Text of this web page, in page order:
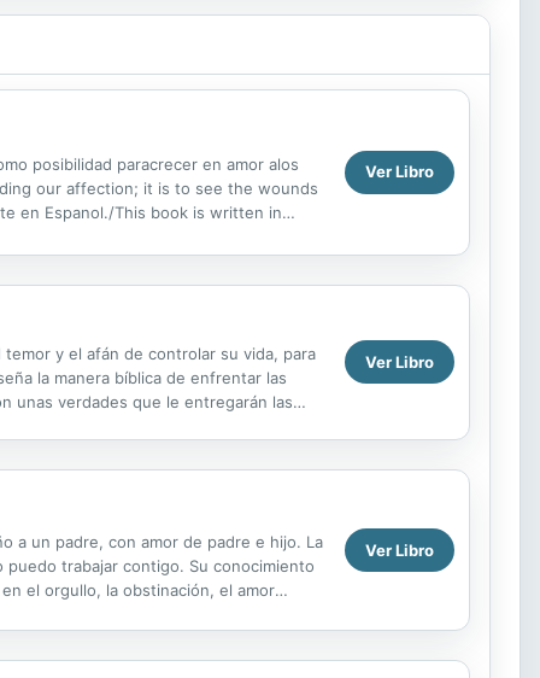
posibilidad paracrecer en amor alos
our affection; it is to see the wounds
en Espanol./This book is written in
Ver Libro
y el afán de controlar su vida, para
la manera bíblica de enfrentar las
unas verdades que le entregarán las
Ver Libro
a un padre, con amor de padre e hijo. La
trabajar contigo. Su conocimiento
el orgullo, la obstinación, el amor
Ver Libro